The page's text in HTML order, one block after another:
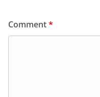
Comment*